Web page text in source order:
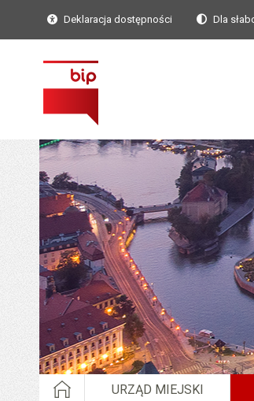
Deklaracja dostępności Dla
STRONA GŁÓWNA
URZĄD MIEJSKI